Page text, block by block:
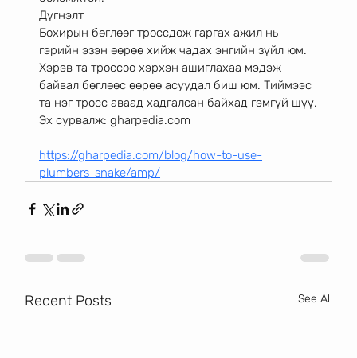
Дүгнэлт
Бохирын бөглөөг троссдож гаргах ажил нь
гэрийн эзэн өөрөө хийж чадах энгийн зүйл юм.
Хэрэв та троссоо хэрхэн ашиглахаа мэдэж
байвал бөглөөс өөрөө асуудал биш юм. Тиймээс
та нэг тросс аваад хадгалсан байхад гэмгүй шүү.
Эх сурвалж: gharpedia.com
https://gharpedia.com/blog/how-to-use-
plumbers-snake/amp/
Recent Posts See All